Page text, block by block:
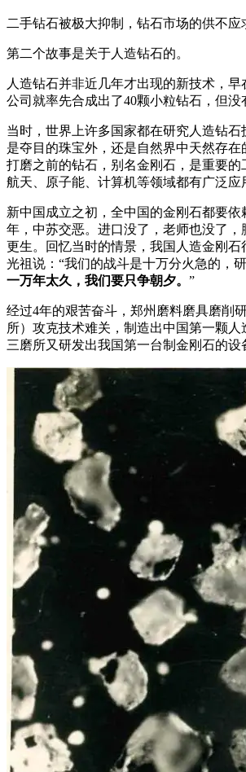
二手钻石被极大抑制，钻石市场的供不应
第二个故事是关于人造钻石的。
人造钻石并非近几年才出现的新技术，早
公司就率先合成出了40颗小粒钻石，但没
当时，世界上许多国家都在研究人造钻石
是夺目的珠宝外，还是自然界中天然存在
打磨之前的钻石，别名金刚石，是重要的
航天、原子能、计算机等领域都有广泛应
新中国成立之初，全中国的金刚石都要依
年，中苏交恶。进口没了，老师也没了，
更生。回忆当时的情景，我国人造金刚石
光祖说：“我们的战斗是十万分火急的，
一万年太久，我们要只争朝夕。 ”
经过4年的艰苦奋斗，郑州磨料磨具磨削
所）攻克技术难关，制造出中国第一颗人
三磨所又研发出我国第一台制金刚石的